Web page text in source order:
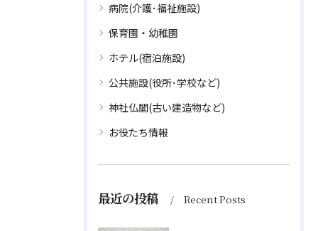
病院(介護･福祉施設)
保育園・幼稚園
ホテル(宿泊施設)
公共施設(役所･学校など)
神社仏閣(古い建造物など)
お役たち情報
最近の投稿 Recent Posts